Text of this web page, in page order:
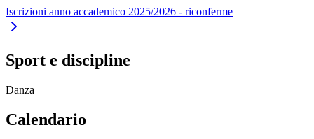
Iscrizioni anno accademico 2025/2026 - riconferme
Sport e discipline
Danza
Calendario